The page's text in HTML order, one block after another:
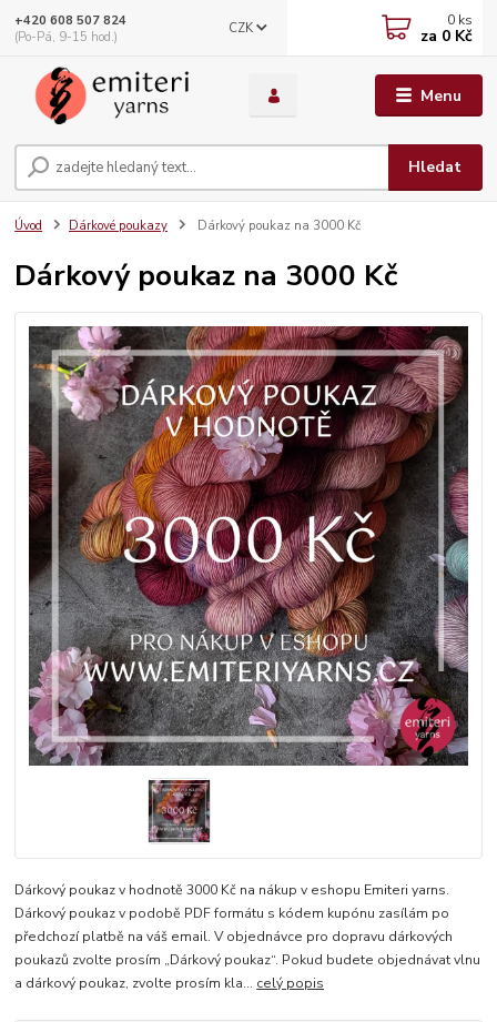
Menu
CZK
Hledat
+420 608 507 824
(Po-Pá, 9-15 hod.)
0 ks
za 0 Kč
Úvod Dárkové poukazy Dárkový poukaz na 3000 Kč
Dárkový poukaz na 3000 Kč
Dárkový poukaz v hodnotě 3000 Kč na nákup v eshopu Emiteri yarns.
Dárkový poukaz v podobě PDF formátu s kódem kupónu zasílám po
předchozí platbě na váš email. V objednávce pro dopravu dárkových
poukazů zvolte prosím „Dárkový poukaz“. Pokud budete objednávat vlnu
a dárkový poukaz, zvolte prosím kla... celý popis